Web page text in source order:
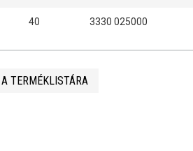
40 3330 025000
TERMÉKLISTÁRA